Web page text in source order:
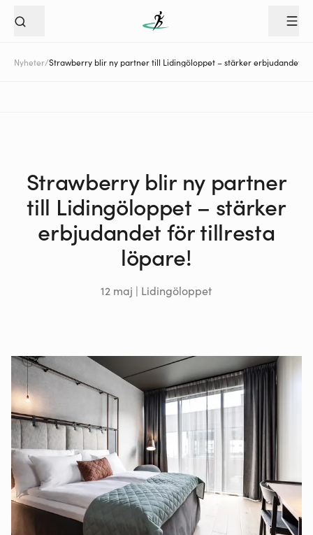
Nyheter/Strawberry blir ny partner till Lidingöloppet – stärker erbjudandet
Strawberry blir ny partner
till Lidingöloppet – stärker
erbjudandet för tillresta
löpare!
12 maj | Lidingöloppet